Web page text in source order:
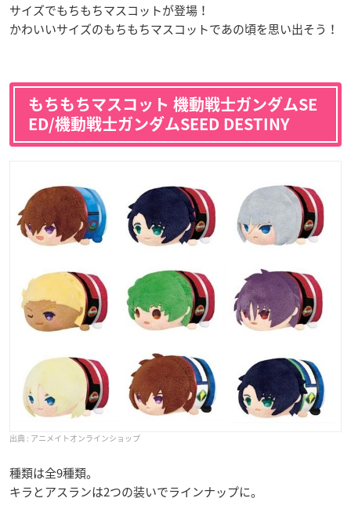
サイズでもちもちマスコットが登場！
かわいいサイズのもちもちマスコットであの頃を思い出そう！
もちもちマスコット 機動戦士ガンダムSE
ED/機動戦士ガンダムSEED DESTINY
アニメイトオンラインショップ
種類は全9種類。
キラとアスランは2つの装いでラインナップに。